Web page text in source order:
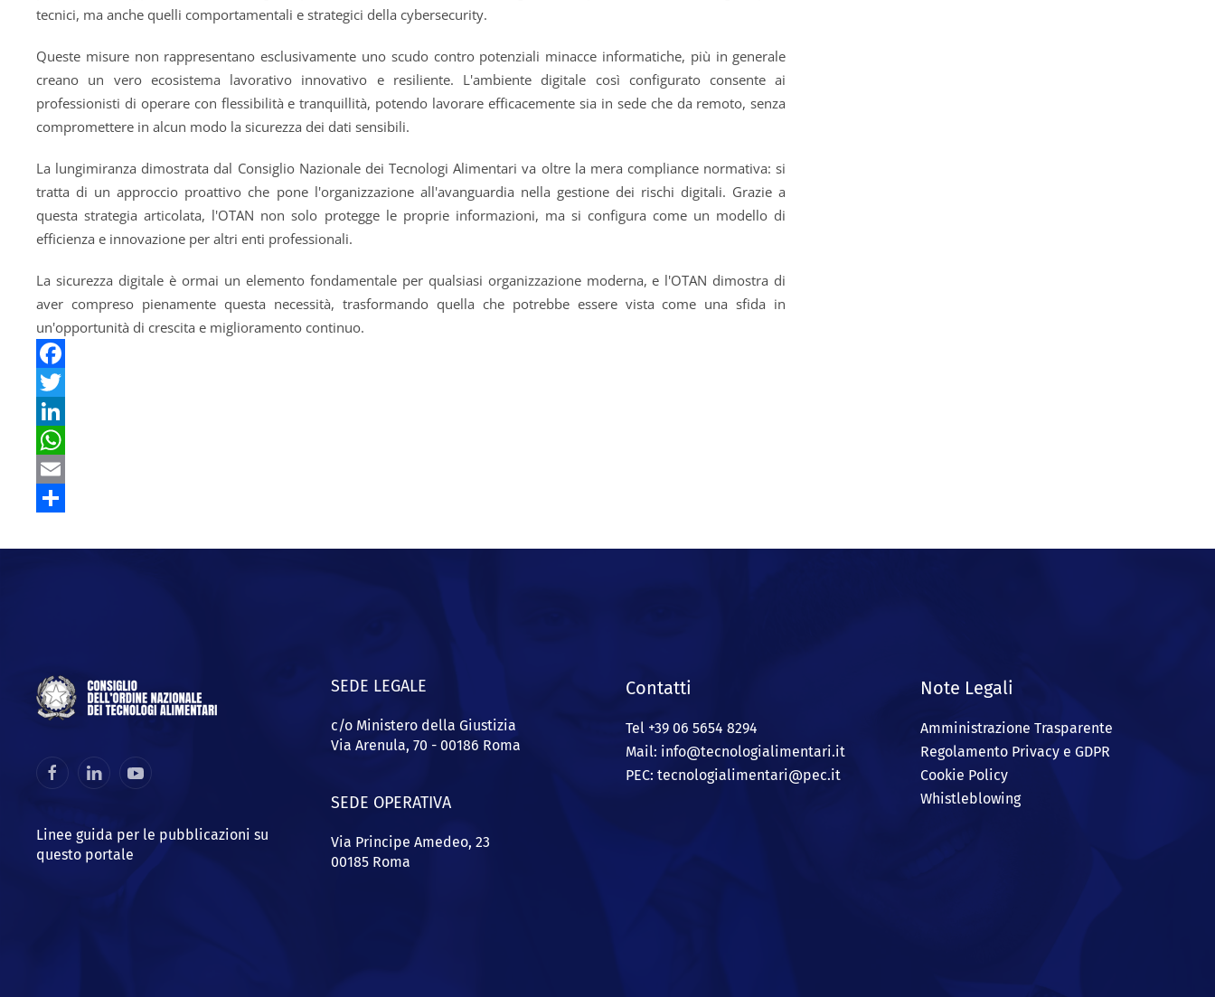
tecnici, ma anche quelli comportamentali e strategici della cybersecurity.
Queste misure non rappresentano esclusivamente uno scudo contro potenziali minacce informatiche, più in generale
creano un vero ecosistema lavorativo innovativo e resiliente. L'ambiente digitale così configurato consente ai
professionisti di operare con flessibilità e tranquillità, potendo lavorare efficacemente sia in sede che da remoto, senza
compromettere in alcun modo la sicurezza dei dati sensibili.
La lungimiranza dimostrata dal Consiglio Nazionale dei Tecnologi Alimentari va oltre la mera compliance normativa: si
tratta di un approccio proattivo che pone l'organizzazione all'avanguardia nella gestione dei rischi digitali. Grazie a
questa strategia articolata, l'OTAN non solo protegge le proprie informazioni, ma si configura come un modello di
efficienza e innovazione per altri enti professionali.
La sicurezza digitale è ormai un elemento fondamentale per qualsiasi organizzazione moderna, e l'OTAN dimostra di
aver compreso pienamente questa necessità, trasformando quella che potrebbe essere vista come una sfida in
un'opportunità di crescita e miglioramento continuo.
Facebook
Twitter
LinkedIn
WhatsApp
Email
Linee guida per le pubblicazioni su
questo portale
SEDE LEGALE
c/o Ministero della Giustizia
Via Arenula, 70 - 00186 Roma
SEDE OPERATIVA
Via Principe Amedeo, 23
00185 Roma
Contatti
Tel +39 06 5654 8294
Mail: info@tecnologialimentari.it
PEC: tecnologialimentari@pec.it
Note Legali
Amministrazione Trasparente
Regolamento Privacy e GDPR
Cookie Policy
Whistleblowing